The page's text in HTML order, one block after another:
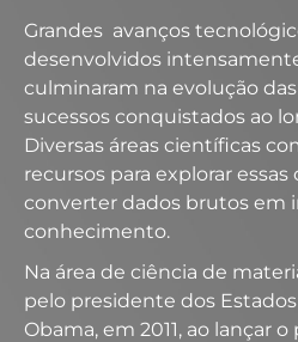
Grandes avanços
desenvolvidos
culminaram na evolução
sucessos conquistados ao
Diversas áreas científicas
recursos para explorar essas
converter dados brutos em
conhecimento.
Na área de ciência de
pelo presidente dos
Obama, em 2011, ao lançar